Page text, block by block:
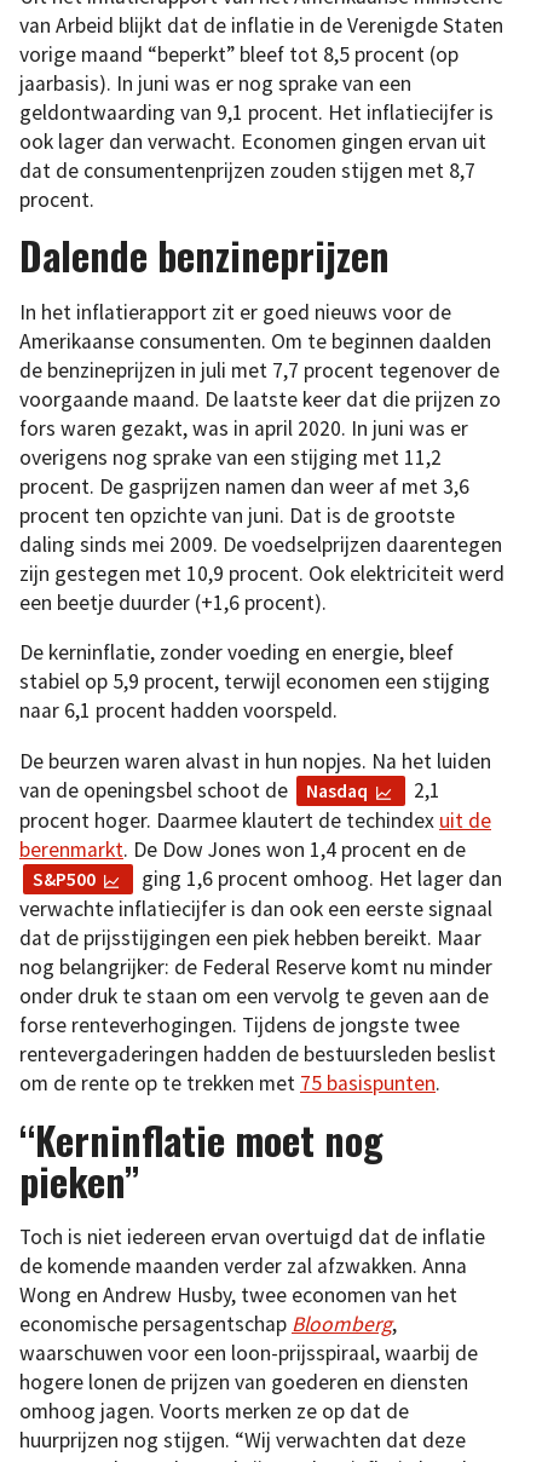
van Arbeid blijkt dat de inflatie in de Verenigde Staten
vorige maand “beperkt” bleef tot 8,5 procent (op
jaarbasis). In juni was er nog sprake van een
geldontwaarding van 9,1 procent. Het inflatiecijfer is
ook lager dan verwacht. Economen gingen ervan uit
dat de consumentenprijzen zouden stijgen met 8,7
procent.
Dalende benzineprijzen
In het inflatierapport zit er goed nieuws voor de
Amerikaanse consumenten. Om te beginnen daalden
de benzineprijzen in juli met 7,7 procent tegenover de
voorgaande maand. De laatste keer dat die prijzen zo
fors waren gezakt, was in april 2020. In juni was er
overigens nog sprake van een stijging met 11,2
procent. De gasprijzen namen dan weer af met 3,6
procent ten opzichte van juni. Dat is de grootste
daling sinds mei 2009. De voedselprijzen daarentegen
zijn gestegen met 10,9 procent. Ook elektriciteit werd
een beetje duurder (+1,6 procent).
De kerninflatie, zonder voeding en energie, bleef
stabiel op 5,9 procent, terwijl economen een stijging
naar 6,1 procent hadden voorspeld.
De beurzen waren alvast in hun nopjes. Na het luiden
van de openingsbel schoot de
Nasdaq
2,1
procent hoger. Daarmee klautert de techindex uit de
berenmarkt. De Dow Jones won 1,4 procent en de
S&P500
ging 1,6 procent omhoog. Het lager dan
verwachte inflatiecijfer is dan ook een eerste signaal
dat de prijsstijgingen een piek hebben bereikt. Maar
nog belangrijker: de Federal Reserve komt nu minder
onder druk te staan om een vervolg te geven aan de
forse renteverhogingen. Tijdens de jongste twee
rentevergaderingen hadden de bestuursleden beslist
om de rente op te trekken met 75 basispunten.
“Kerninflatie moet nog
pieken”
Toch is niet iedereen ervan overtuigd dat de inflatie
de komende maanden verder zal afzwakken. Anna
Wong en Andrew Husby, twee economen van het
economische persagentschap Bloomberg,
waarschuwen voor een loon-prijsspiraal, waarbij de
hogere lonen de prijzen van goederen en diensten
omhoog jagen. Voorts merken ze op dat de
huurprijzen nog stijgen. “Wij verwachten dat deze